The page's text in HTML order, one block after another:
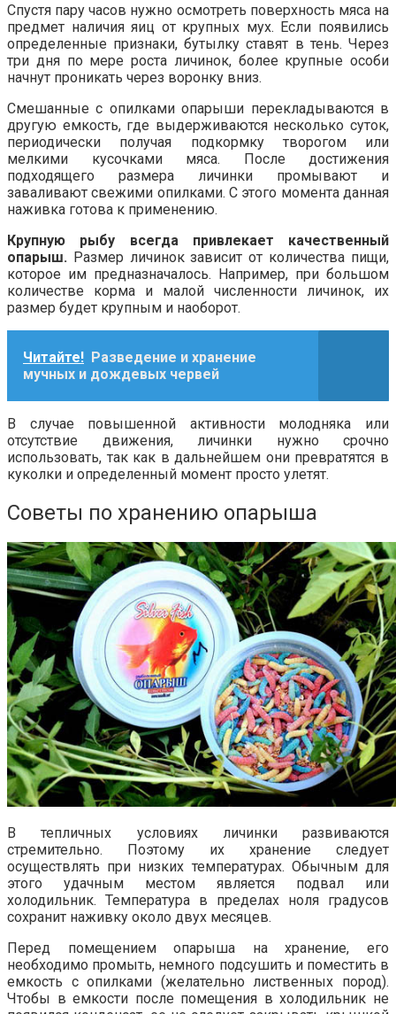
Спустя пару часов нужно осмотреть поверхность мяса на
предмет наличия яиц от крупных мух. Если появились
определенные признаки, бутылку ставят в тень. Через
три дня по мере роста личинок, более крупные особи
начнут проникать через воронку вниз.
Смешанные с опилками опарыши перекладываются в
другую емкость, где выдерживаются несколько суток,
периодически получая подкормку творогом или
мелкими кусочками мяса. После достижения
подходящего размера личинки промывают и
заваливают свежими опилками. С этого момента данная
наживка готова к применению.
Крупную рыбу всегда привлекает качественный
опарыш. Размер личинок зависит от количества пищи,
которое им предназначалось. Например, при большом
количестве корма и малой численности личинок, их
размер будет крупным и наоборот.
Читайте! Разведение и хранение
мучных и дождевых червей
В случае повышенной активности молодняка или
отсутствие движения, личинки нужно срочно
использовать, так как в дальнейшем они превратятся в
куколки и определенный момент просто улетят.
Советы по хранению опарыша
В тепличных условиях личинки развиваются
стремительно. Поэтому их хранение следует
осуществлять при низких температурах. Обычным для
этого удачным местом является подвал или
холодильник. Температура в пределах ноля градусов
сохранит наживку около двух месяцев.
Перед помещением опарыша на хранение, его
необходимо промыть, немного подсушить и поместить в
емкость с опилками (желательно лиственных пород).
Чтобы в емкости после помещения в холодильник не